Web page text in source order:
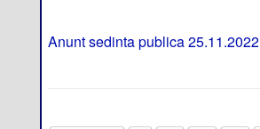
Anunt sedinta publica 25.11.2022